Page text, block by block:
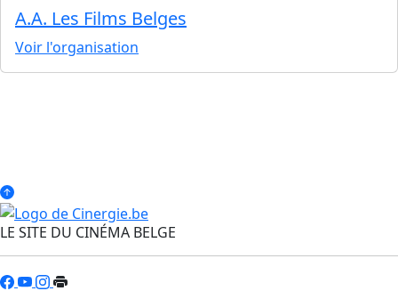
A.A. Les Films Belges
Voir l'organisation
LE SITE DU CINÉMA BELGE